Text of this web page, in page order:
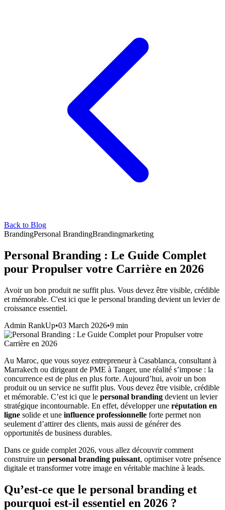
Back to Blog
BrandingPersonal BrandingBrandingmarketing
Personal Branding : Le Guide Complet
pour Propulser votre Carrière en 2026
Avoir un bon produit ne suffit plus. Vous devez être visible, crédible
et mémorable. C'est ici que le personal branding devient un levier de
croissance essentiel.
Admin RankUp•03 March 2026•9 min
Au Maroc, que vous soyez entrepreneur à Casablanca, consultant à
Marrakech ou dirigeant de PME à Tanger, une réalité s’impose : la
concurrence est de plus en plus forte. Aujourd’hui, avoir un bon
produit ou un service ne suffit plus. Vous devez être visible, crédible
et mémorable. C’est ici que le personal branding devient un levier
stratégique incontournable. En effet, développer une réputation en
ligne solide et une influence professionnelle forte permet non
seulement d’attirer des clients, mais aussi de générer des
opportunités de business durables.
Dans ce guide complet 2026, vous allez découvrir comment
construire un personal branding puissant, optimiser votre présence
digitale et transformer votre image en véritable machine à leads.
Qu’est-ce que le personal branding et
pourquoi est-il essentiel en 2026 ?